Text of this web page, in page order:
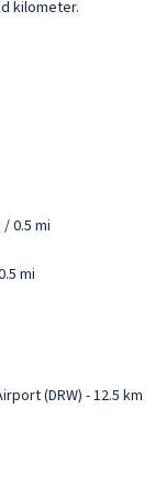
kilometer.
0.5 mi
mi
(DRW) - 12.5 km